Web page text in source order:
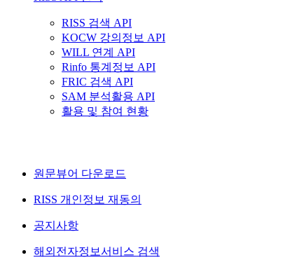
RISS 검색 API
KOCW 강의정보 API
WILL 연계 API
Rinfo 통계정보 API
FRIC 검색 API
SAM 분석활용 API
활용 및 참여 현황
원문뷰어 다운로드
RISS 개인정보 재동의
공지사항
해외전자정보서비스 검색